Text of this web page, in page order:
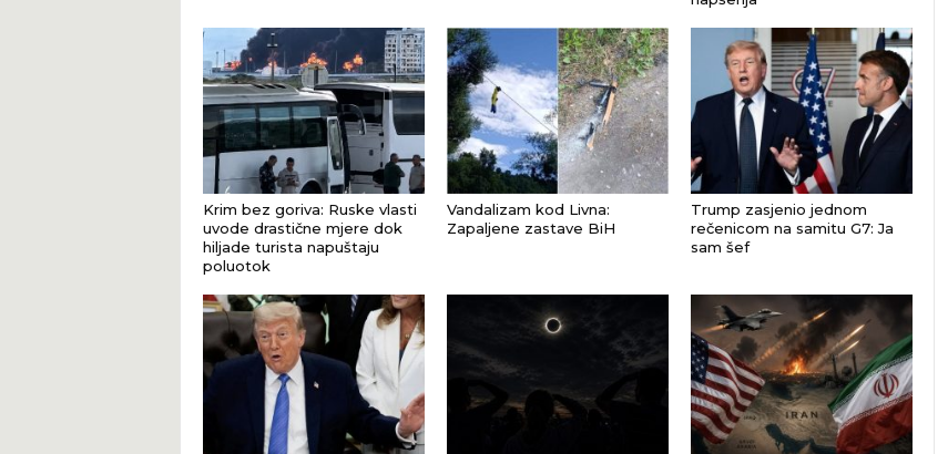
Krim bez goriva: Ruske vlasti
uvode drastične mjere dok
hiljade turista napuštaju
poluotok
Vandalizam kod Livna:
Zapaljene zastave BiH
Trump zasjenio jednom
rečenicom na samitu G7: Ja
sam šef